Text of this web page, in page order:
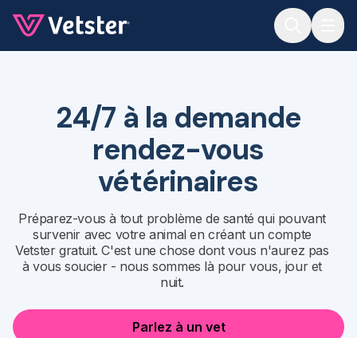
24/7 à la demande
rendez-vous
vétérinaires
Préparez-vous à tout problème de santé qui pouvant
survenir avec votre animal en créant un compte
Vetster gratuit. C'est une chose dont vous n'aurez pas
à vous soucier - nous sommes là pour vous, jour et
nuit.
Parlez à un vet